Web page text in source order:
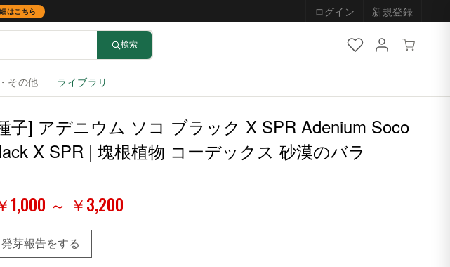
はこちら ログイン 新規登録
検索
その他 ライブラリ
子] アデニウム ソコ ブラック X SPR Adenium Soco
X SPR | 塊根植物 コーデックス 砂漠のバラ
1,000 ～ ￥3,200
発芽報告をする